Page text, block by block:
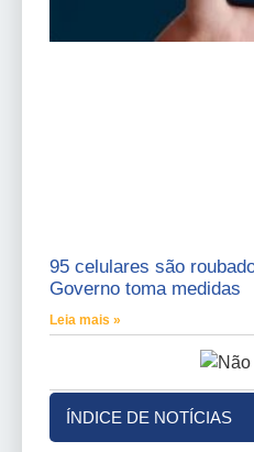
95 celulares são
Governo toma medidas
Leia mais »
ÍNDICE DE NOTÍCIAS